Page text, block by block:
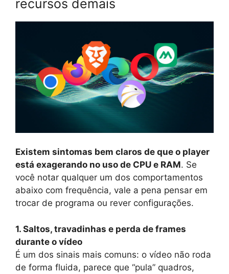
recursos demais
Existem sintomas bem claros de que o player
está exagerando no uso de CPU e RAM. Se
você notar qualquer um dos comportamentos
abaixo com frequência, vale a pena pensar em
trocar de programa ou rever configurações.
1. Saltos, travadinhas e perda de frames
durante o vídeo
É um dos sinais mais comuns: o vídeo não roda
de forma fluida, parece que “pula” quadros,